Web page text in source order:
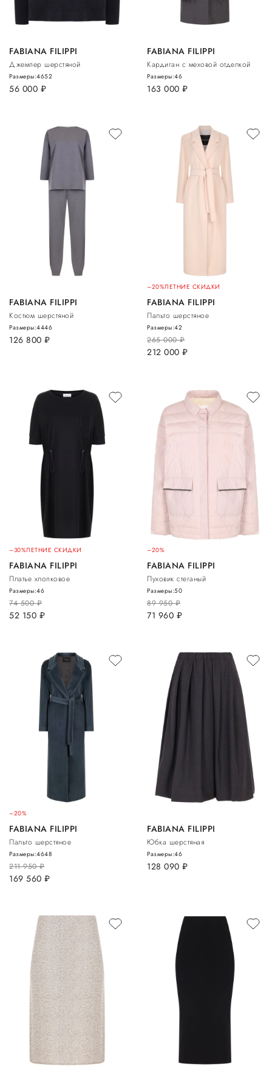
FABIANA FILIPPI
Джемпер шерстяной
56 000 руб.
Размеры:4652
FABIANA FILIPPI
Кардиган с меховой отделкой
163 000 руб.
Размеры:46
FABIANA FILIPPI
Костюм шерстяной
126 800 руб.
Размеры:4446
–20%ЛЕТНИЕ СКИДКИ
FABIANA FILIPPI
Пальто шерстяное
265 000руб.
212 000 руб.
Размеры:42
–30%ЛЕТНИЕ СКИДКИ
FABIANA FILIPPI
Платье хлопковое
74 500руб.
52 150 руб.
Размеры:46
–20%
FABIANA FILIPPI
Пуховик стеганый
89 950руб.
71 960 руб.
Размеры:50
–20%
FABIANA FILIPPI
Пальто шерстяное
211 950руб.
169 560 руб.
Размеры:4648
FABIANA FILIPPI
Юбка шерстяная
128 090 руб.
Размеры:46